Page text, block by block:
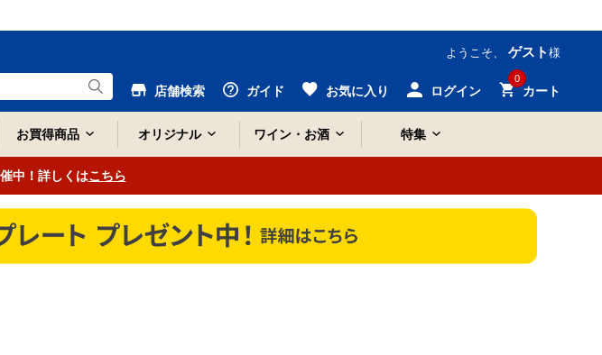
ようこそ、 ゲスト 様
店舗検索 ガイド お気に入り ログイン
0
カート
お買得商品 オリジナル ワイン・お酒 特集
中！詳しくはこちら